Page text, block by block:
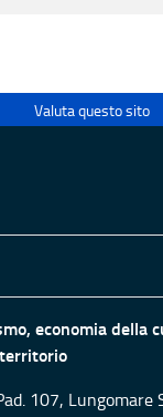
Valuta questo sito
economia della
107,